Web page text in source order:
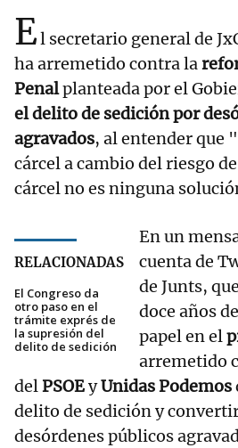
El secretario general de
ha arremetido contra la
Penalplanteada por el
el delito de sedición por
agravados, al entender que
cárcel a cambio del riesgo
cárcel no es ninguna
RELACIONADAS
El Congreso da
otro paso en el
trámite exprés de
la supresión del
delito de sedición
En un
cuenta de
de Junts,
doce años
papel en el
arremetido
delPSOEyUnidas Podemos
delito de sedición y
desórdenes públicos